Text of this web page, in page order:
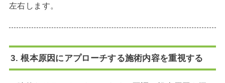
左右します。
3. 根本原因にアプローチする施術内容を重視する